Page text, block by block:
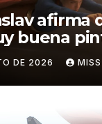
afirma
buena
de
DE 2026